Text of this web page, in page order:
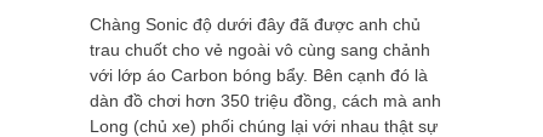
Chàng Sonic độ dưới đây đã được anh chủ
trau chuốt cho vẻ ngoài vô cùng sang chảnh
với lớp áo Carbon bóng bẩy. Bên cạnh đó là
dàn đồ chơi hơn 350 triệu đồng, cách mà anh
Long (chủ xe) phối chúng lại với nhau thật sự